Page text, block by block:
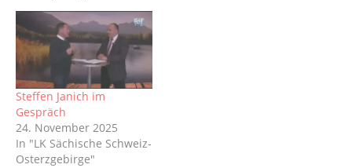
Steffen Janich im
Gespräch
24. November 2025
In "LK Sächische Schweiz-
Osterzgebirge"